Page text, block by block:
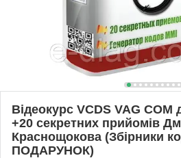
Відеокурс VCDS VAG COM
+20 секретних прийомів
Краснощокова (Збірники
ПОДАРУНОК)